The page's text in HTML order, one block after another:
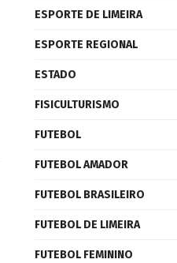
ESPORTE DE LIMEIRA
ESPORTE REGIONAL
ESTADO
FISICULTURISMO
FUTEBOL
FUTEBOL AMADOR
FUTEBOL BRASILEIRO
FUTEBOL DE LIMEIRA
FUTEBOL FEMININO